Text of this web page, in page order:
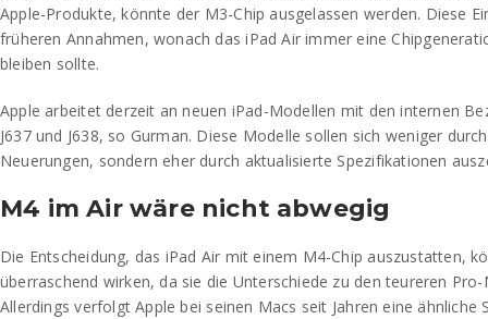
Apple-Produkte, könnte der M3-Chip ausgelassen werden. Diese
früheren Annahmen, wonach das iPad Air immer eine
bleiben sollte.
Apple arbeitet derzeit an neuen iPad-Modellen mit den internen
J637 und J638, so Gurman. Diese Modelle sollen sich weniger
Neuerungen, sondern eher durch aktualisierte Spezifikationen
M4 im Air wäre nicht abwegig
Die Entscheidung, das iPad Air mit einem M4-Chip auszustatten,
überraschend wirken, da sie die Unterschiede zu den teureren
Allerdings verfolgt Apple bei seinen Macs seit Jahren eine ähnliche